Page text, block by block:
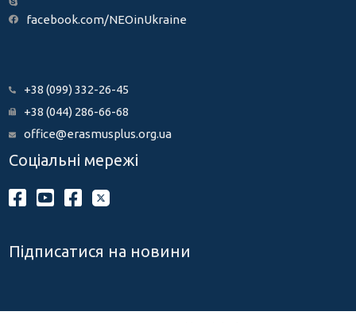
facebook.com/NEOinUkraine
+38 (099) 332-26-45
+38 (044) 286-66-68
office@erasmusplus.org.ua
Соціальні мережі
Підписатися на новини